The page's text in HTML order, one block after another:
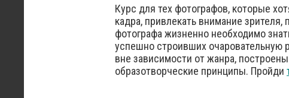
Курс для тех фотографов, которые
кадра, привлекать внимание
фотографа жизненно необходимо
успешно строивших очаровательную
вне зависимости от жанра,
образотворческие принципы. Пройди